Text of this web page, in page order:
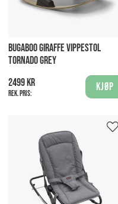
BUGABOO GIRAFFE VIPPESTOL
TORNADO GREY
2499 kr
Rek. pris:
Kjøp